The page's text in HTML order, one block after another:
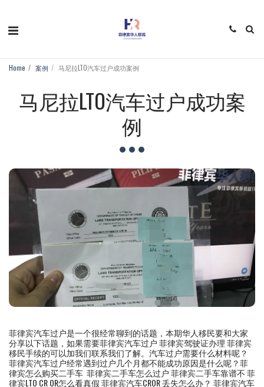
Home 案例 马尼拉LTO汽车过户成功案例
马尼拉LTO汽车过户成功案
例
菲律宾汽车过户是一个很经常聊到的话题，本期华人移民要和大家
分享以下话题，如果需要菲律宾汽车过户 菲律宾驾驶证办理 菲律宾
移民手续的可以加我们联系我们了解。汽车过户需要什么材料呢？
菲律宾汽车过户经常遇到过户几个月都不能成功原因是什么呢？菲
律宾怎么购买二手车 菲律宾二手车怎么过户 菲律宾二手车靠谱不 菲
律宾LTO CR OR怎么看真假 菲律宾汽车CROR 丢失怎么办？ 菲律宾汽车